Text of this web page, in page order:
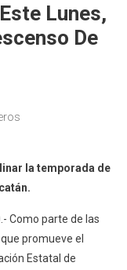
Lunes,
De
la temporada de
Como parte de las
promueve el
Estatal de